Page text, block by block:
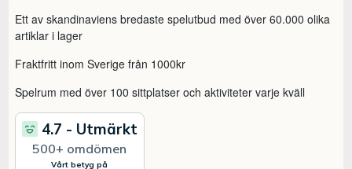
Ett av skandinaviens bredaste spelutbud med över 60.000 olika
artiklar i lager
Fraktfritt inom Sverige från 1000kr
Spelrum med över 100 sittplatser och aktiviteter varje kväll